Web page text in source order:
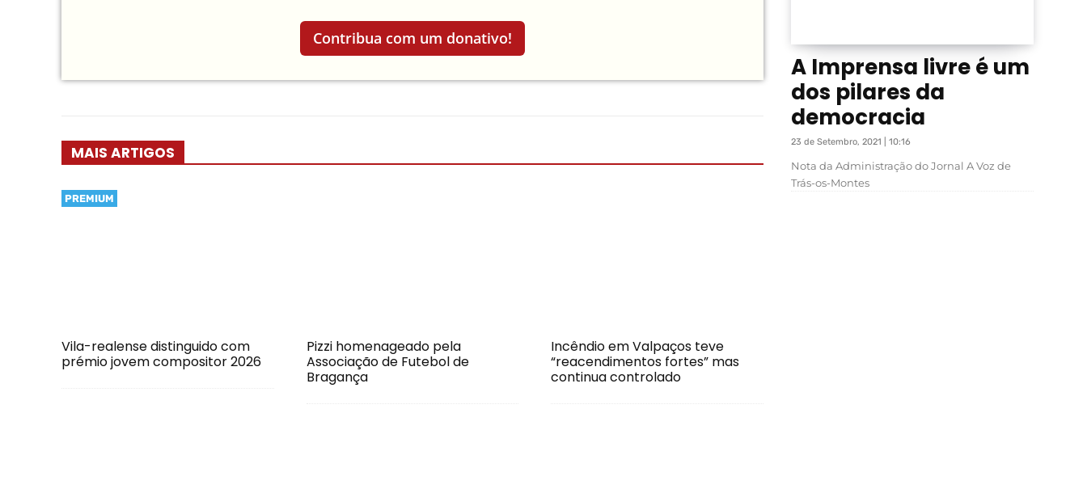
Contribua com um donativo!
MAIS ARTIGOS
PREMIUM
Vila-realense distinguido com
prémio jovem compositor 2026
Pizzi homenageado pela
Associação de Futebol de
Bragança
Incêndio em Valpaços teve
“reacendimentos fortes” mas
continua controlado
A Imprensa livre é um
dos pilares da
democracia
23 de Setembro, 2021 | 10:16
Nota da Administração do Jornal A Voz de
Trás-os-Montes